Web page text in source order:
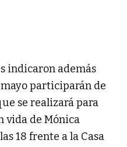
indicaron además
participarán de
se realizará para
vida de Mónica
18 frente a la Casa